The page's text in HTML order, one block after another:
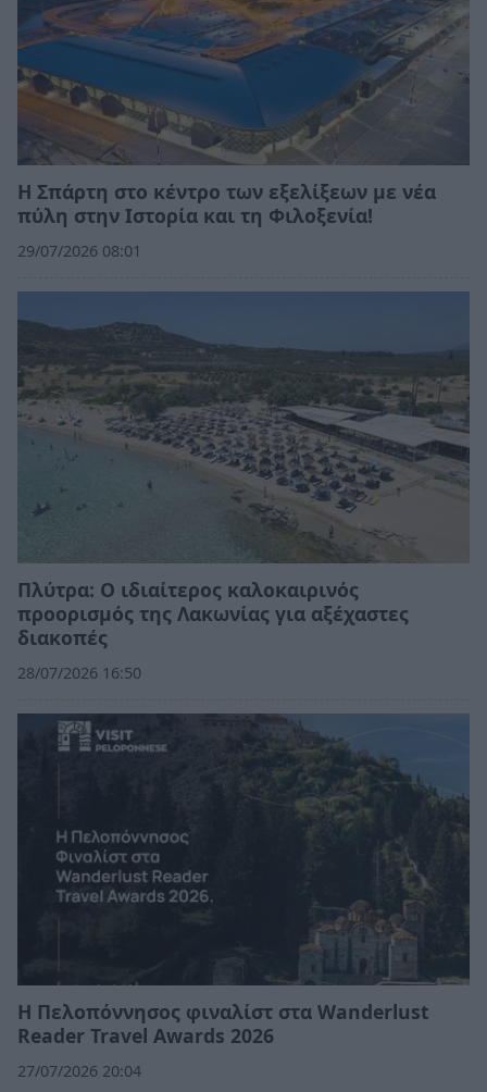
Η Σπάρτη στο κέντρο των εξελίξεων με νέα
πύλη στην Ιστορία και τη Φιλοξενία!
29/07/2026 08:01
Πλύτρα: Ο ιδιαίτερος καλοκαιρινός
προορισμός της Λακωνίας για αξέχαστες
διακοπές
28/07/2026 16:50
Η Πελοπόννησος φιναλίστ στα Wanderlust
Reader Travel Awards 2026
27/07/2026 20:04